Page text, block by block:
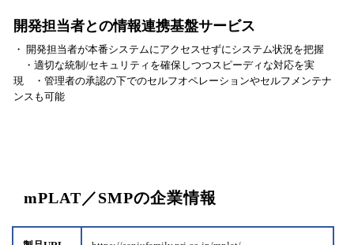
開発担当者との情報連携基盤サービス
・ 開発担当者が本番システムにアクセスせずにシステム状況を把握
・適切な統制/セキュリティを確保しつつスピーディな対応を実
現 ・管理者の承認の下でのセルフオペレーションやセルフメンテナ
ンスも可能
mPLAT／SMPの企業情報